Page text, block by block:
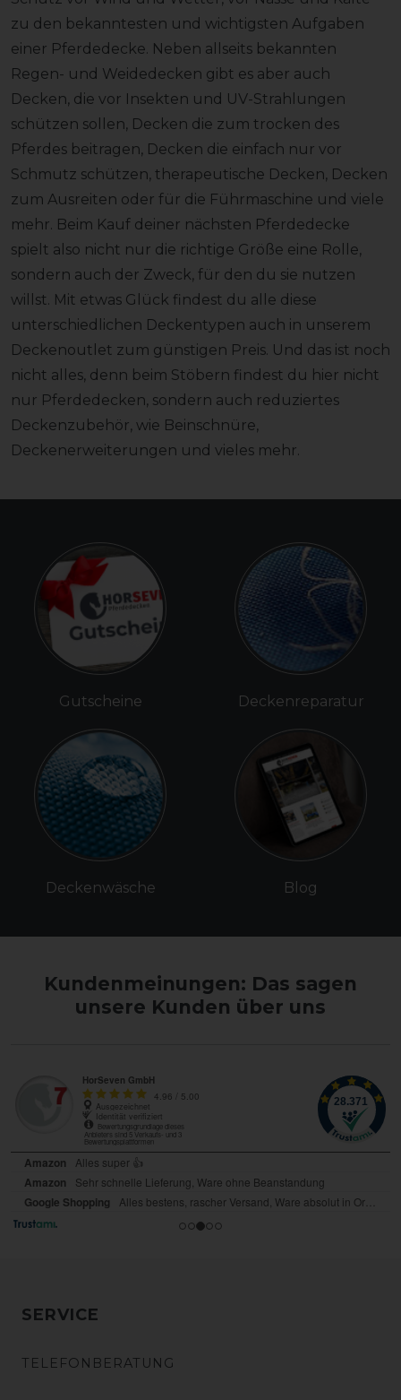
zu den bekanntesten und wichtigsten Aufgaben
einer Pferdedecke. Neben allseits bekannten
Regen- und Weidedecken gibt es aber auch
Decken, die vor Insekten und UV-Strahlungen
schützen sollen, Decken die zum trocken des
Pferdes beitragen, Decken die einfach nur vor
Schmutz schützen, therapeutische Decken, Decken
zum Ausreiten oder für die Führmaschine und viele
mehr. Beim Kauf deiner nächsten Pferdedecke
spielt also nicht nur die richtige Größe eine Rolle,
sondern auch der Zweck, für den du sie nutzen
willst. Mit etwas Glück findest du alle diese
unterschiedlichen Deckentypen auch in unserem
Deckenoutlet zum günstigen Preis. Und das ist noch
nicht alles, denn beim Stöbern findest du hier nicht
nur Pferdedecken, sondern auch reduziertes
Deckenzubehör, wie Beinschnüre,
Deckenerweiterungen und vieles mehr.
Gutscheine
Deckenwäsche
Deckenreparatur
Blog
Kundenmeinungen: Das sagen
unsere Kunden über uns
SERVICE
TELEFONBERATUNG